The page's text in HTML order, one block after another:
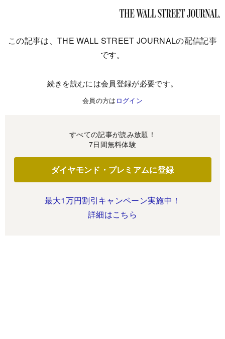
この記事は、THE WALL STREET JOURNALの配信記事
です。
続きを読むには会員登録が必要です。
会員の方は ログイン
すべての記事が読み放題！
7日間無料体験
ダイヤモンド・プレミアムに登録
最大1万円割引キャンペーン実施中！
詳細はこちら